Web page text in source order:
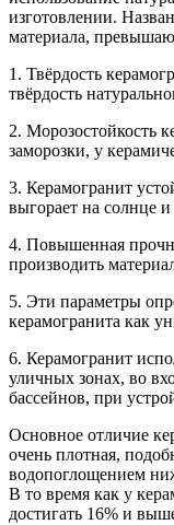
изготовлении.
материала,
1. Твёрдость
твёрдость
2. Морозостойкость
заморозки, у
3. Керамогранит
выгорает на солнце
4. Повышенная
производить
5. Эти параметры
керамогранита как
6. Керамогранит
уличных зонах, во
бассейнов, при
Основное отличие
очень плотная,
водопоглощением
В то время как у
достигать 16% и